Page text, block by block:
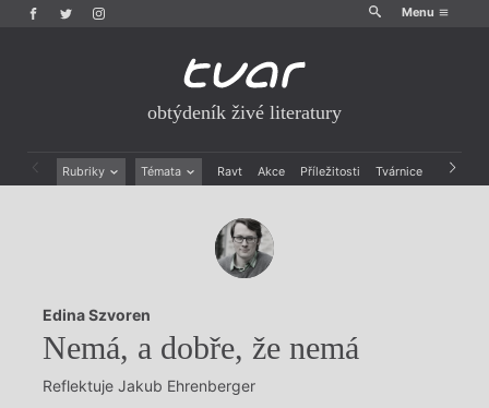
Menu
obtýdeník živé literatury
Rubriky Témata Ravt Akce Příležitosti Tvárnice Archiv
Rozhovory
Dokument
Výroční ceny
Edina Szvoren
Nemá, a dobře, že nemá
Reflektuje Jakub Ehrenberger